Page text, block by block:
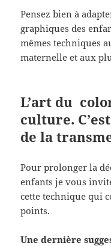
Pensez bien à
graphiques des
mêmes techniques
maternelle et aux
L’art du
culture.
de la
Pour prolonger la
enfants je vous
cette technique qui
points.
Une dernière